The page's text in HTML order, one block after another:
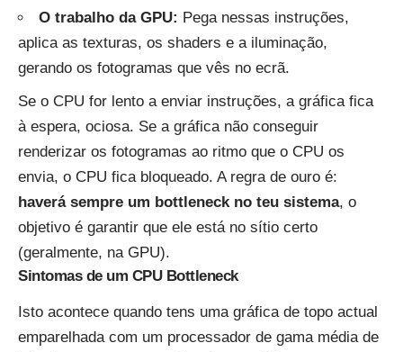
O trabalho da GPU: Pega nessas instruções,
aplica as texturas, os shaders e a iluminação,
gerando os fotogramas que vês no ecrã.
Se o CPU for lento a enviar instruções, a gráfica fica
à espera, ociosa. Se a gráfica não conseguir
renderizar os fotogramas ao ritmo que o CPU os
envia, o CPU fica bloqueado. A regra de ouro é:
haverá sempre um bottleneck no teu sistema, o
objetivo é garantir que ele está no sítio certo
(geralmente, na GPU).
Sintomas de um CPU Bottleneck
Isto acontece quando tens uma gráfica de topo actual
emparelhada com um processador de gama média de